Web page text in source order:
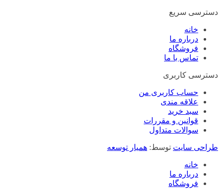
دسترسی سریع
خانه
درباره ما
فروشگاه
تماس با ما
دسترسی کاربری
حساب کاربری من
علاقه مندی
سبد خرید
قوانین و مقررات
سوالات متداول
طراحی سایت توسط: همیار توسعه
خانه
درباره ما
فروشگاه